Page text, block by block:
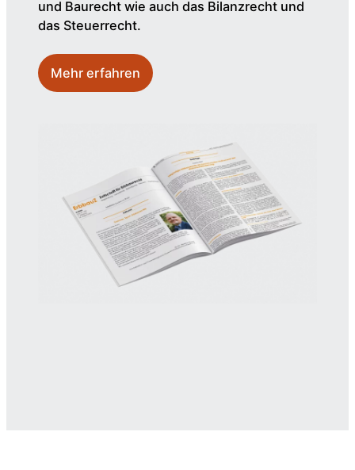
und Baurecht wie auch das Bilanzrecht und
das Steuerrecht.
Mehr erfahren